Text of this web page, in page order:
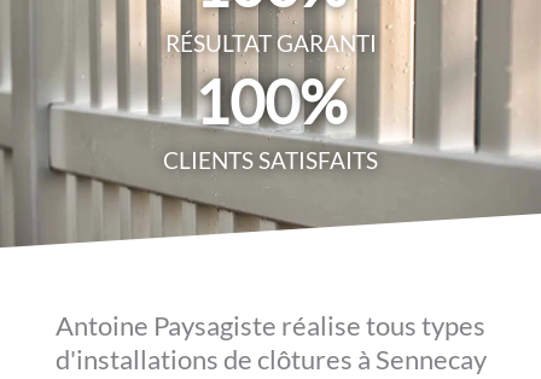
RÉSULTAT GARANTI
CLIENTS SATISFAITS
100%
Antoine Paysagiste réalise tous types
d'installations de clôtures à Sennecay